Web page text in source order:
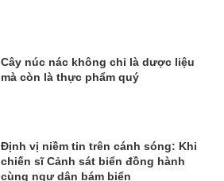
Cây núc nác không chỉ là dược liệu
mà còn là thực phẩm quý
Định vị niềm tin trên cánh sóng: Khi
chiến sĩ Cảnh sát biển đồng hành
cùng ngư dân bám biển